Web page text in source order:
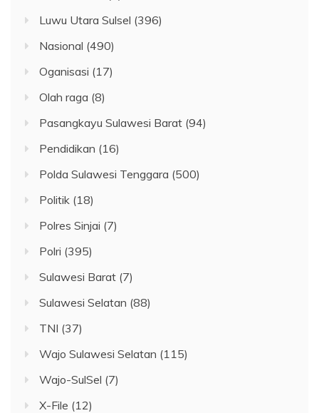
Luwu Utara Sulsel (396)
Nasional (490)
Oganisasi (17)
Olah raga (8)
Pasangkayu Sulawesi Barat (94)
Pendidikan (16)
Polda Sulawesi Tenggara (500)
Politik (18)
Polres Sinjai (7)
Polri (395)
Sulawesi Barat (7)
Sulawesi Selatan (88)
TNI (37)
Wajo Sulawesi Selatan (115)
Wajo-SulSel (7)
X-File (12)